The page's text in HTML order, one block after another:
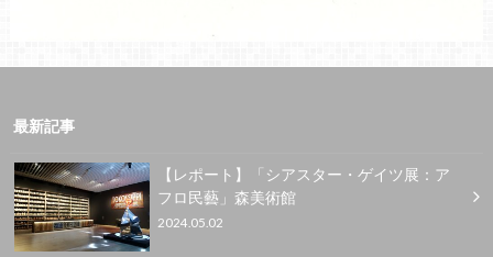
最新記事
【レポート】「シアスター・ゲイツ展：ア
フロ民藝」森美術館
2024.05.02